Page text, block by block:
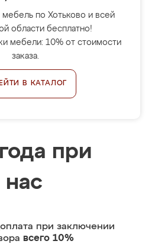
по Хотьково и всей
области бесплатно!
мебели: 10% от стоимости
заказа.
В КАТАЛОГ
при
нас
при заключении
всего 10%